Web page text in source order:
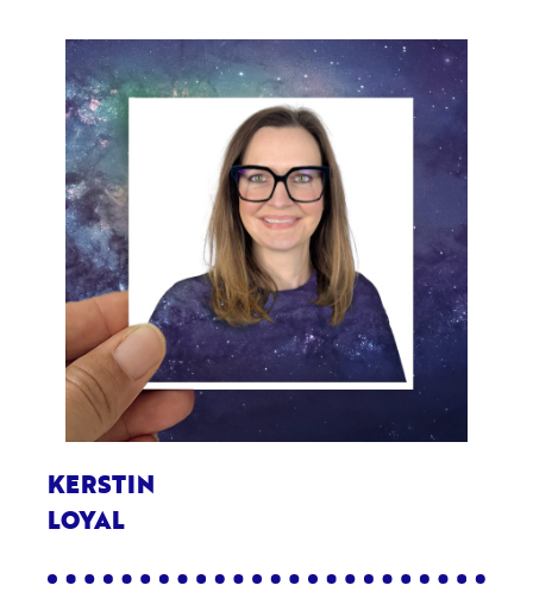
KERSTIN
LOYAL